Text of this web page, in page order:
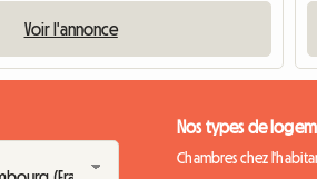
Voir l'annonce
Nos types de
Chambres chez